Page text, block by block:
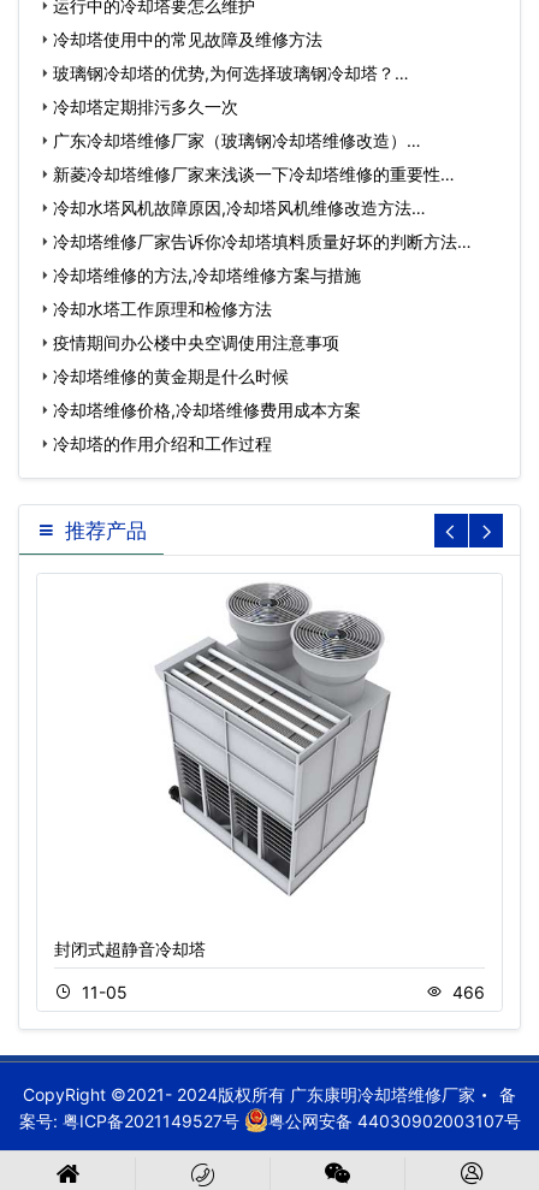
运行中的冷却塔要怎么维护
冷却塔使用中的常见故障及维修方法
玻璃钢冷却塔的优势,为何选择玻璃钢冷却塔？…
冷却塔定期排污多久一次
广东冷却塔维修厂家（玻璃钢冷却塔维修改造）…
新菱冷却塔维修厂家来浅谈一下冷却塔维修的重要性…
冷却水塔风机故障原因,冷却塔风机维修改造方法…
冷却塔维修厂家告诉你冷却塔填料质量好坏的判断方法…
冷却塔维修的方法,冷却塔维修方案与措施
冷却水塔工作原理和检修方法
疫情期间办公楼中央空调使用注意事项
冷却塔维修的黄金期是什么时候
冷却塔维修价格,冷却塔维修费用成本方案
冷却塔的作用介绍和工作过程
推荐产品
封闭式超静音冷却塔
11-05 466
CopyRight ©2021- 2024版权所有 广东康明冷却塔维修厂家
备
案号: 粤ICP备2021149527号 粤公网安备 44030902003107号